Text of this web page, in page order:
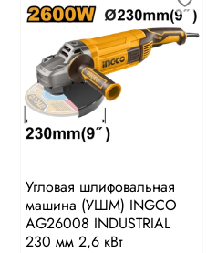
Угловая шлифовальная
машина (УШМ) INGCO
AG26008 INDUSTRIAL
230 мм 2,6 кВт